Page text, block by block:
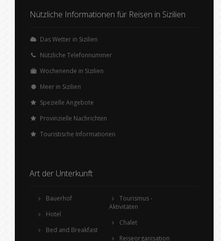
Nützliche Informationen für Reisen in Sizilien
Das Wetter in Sizilien
Nützliche Telefonnummer
Wochenende in Sizilien
Meer in Sizilien
Spezielle Angebote
Provinzielle Nachrichten
Touristische Informationen
Art der Unterkunft
Bauerhof
Hotel
Bed and Breakfast
Tourismus -
Aktivitäten
Chalet
Reiseorganisation